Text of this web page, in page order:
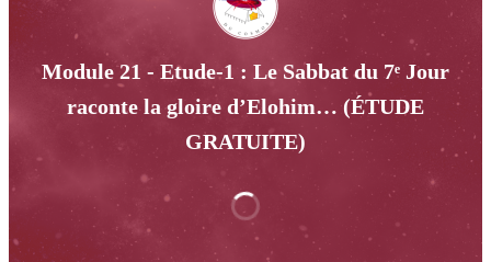
Module 21 - Etude-1 : Le Sabbat du 7ᵉ Jour
raconte la gloire d’Elohim… (ÉTUDE
GRATUITE)